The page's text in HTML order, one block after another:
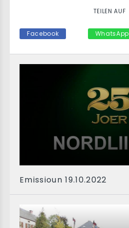
Emissioun 19.10.2022
TEILEN AUF
Facebook WhatsApp